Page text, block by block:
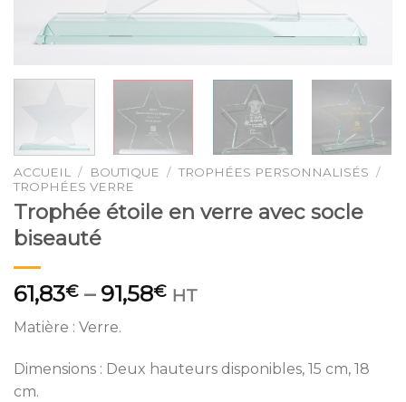
ACCUEIL / BOUTIQUE / TROPHÉES PERSONNALISÉS /
TROPHÉES VERRE
Trophée étoile en verre avec socle
biseauté
61,83€ – 91,58€ HT
Matière : Verre.
Dimensions : Deux hauteurs disponibles, 15 cm, 18
cm.